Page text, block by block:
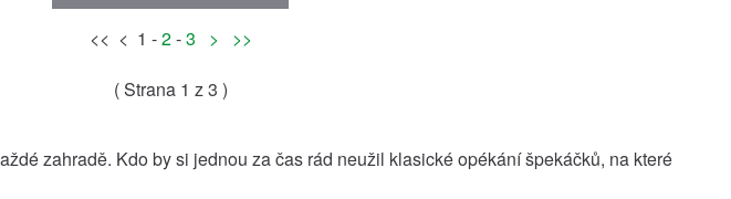
<< < 1 -2-3 >
>>
( Strana 1 z 3 )
zahradě. Kdo by si jednou za čas rád neužil klasické opékání špekáčků, na které